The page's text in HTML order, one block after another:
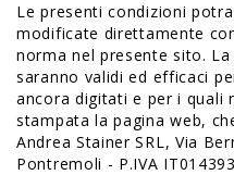
Le presenti condizioni
modificate direttamente
norma nel presente sito.
saranno validi ed efficaci
ancora digitati e per i quali
stampata la pagina web,
Andrea Stainer SRL, Via
Pontremoli - P.IVA